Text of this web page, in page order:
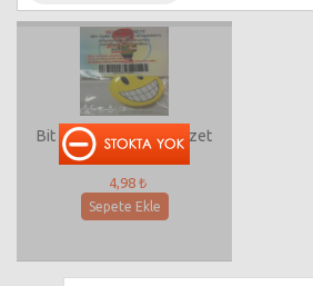
Bit ve Sirke Kovucu Rozet
4,98 ₺
Sepete Ekle